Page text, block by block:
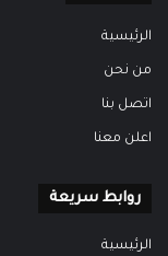
الرئيسية
من نحن
اتصل بنا
اعلن معنا
روابط سريعة
الرئيسية